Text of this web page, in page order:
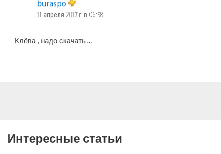
buraspo
11 апреля 2017 г. в 06:58
Клёва , надо скачать…
Интересные статьи